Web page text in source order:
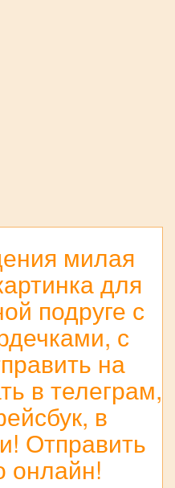
милая
для
подруге с
с
на
в телеграм,
в
Отправить
онлайн!